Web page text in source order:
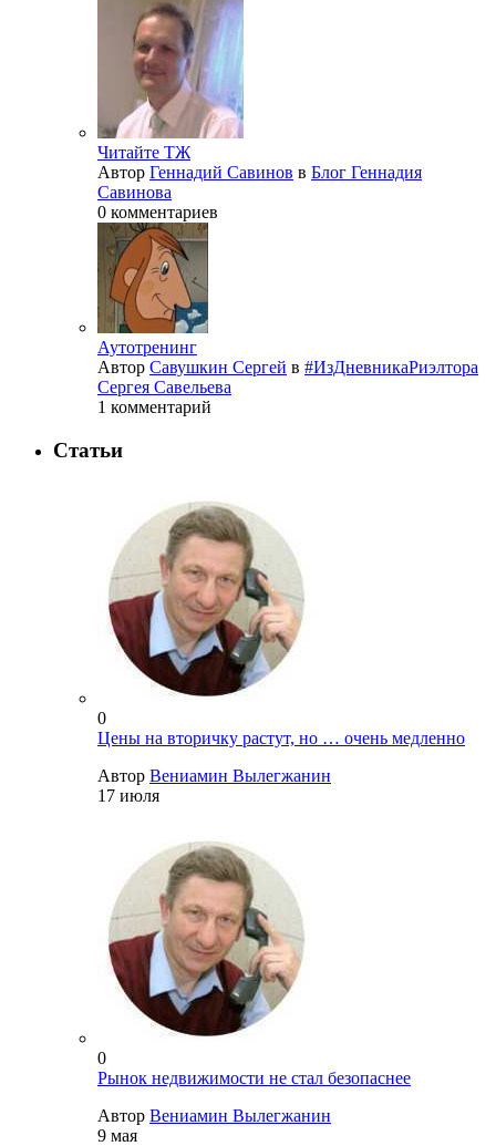
Читайте ТЖ
Автор Геннадий Савинов в Блог Геннадия
Савинова
0 комментариев
Аутотренинг
Автор Савушкин Сергей в #ИзДневникаРиэлтора
Сергея Савельева
1 комментарий
Статьи
0
Цены на вторичку растут, но … очень медленно
Автор Вениамин Вылегжанин
17 июля
0
Рынок недвижимости не стал безопаснее
Автор Вениамин Вылегжанин
9 мая